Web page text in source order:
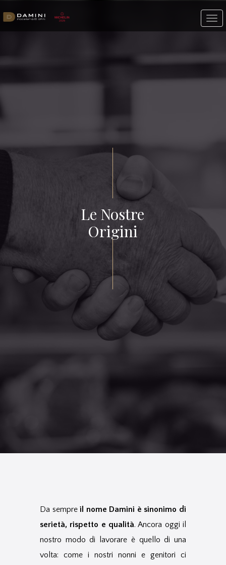
Le Nostre
Origini
Da sempreil nome Damini è sinonimo di
serietà, rispetto e qualità. Ancora oggi il
nostro modo di lavorare è quello di una
volta: come i nostri nonni e genitori ci